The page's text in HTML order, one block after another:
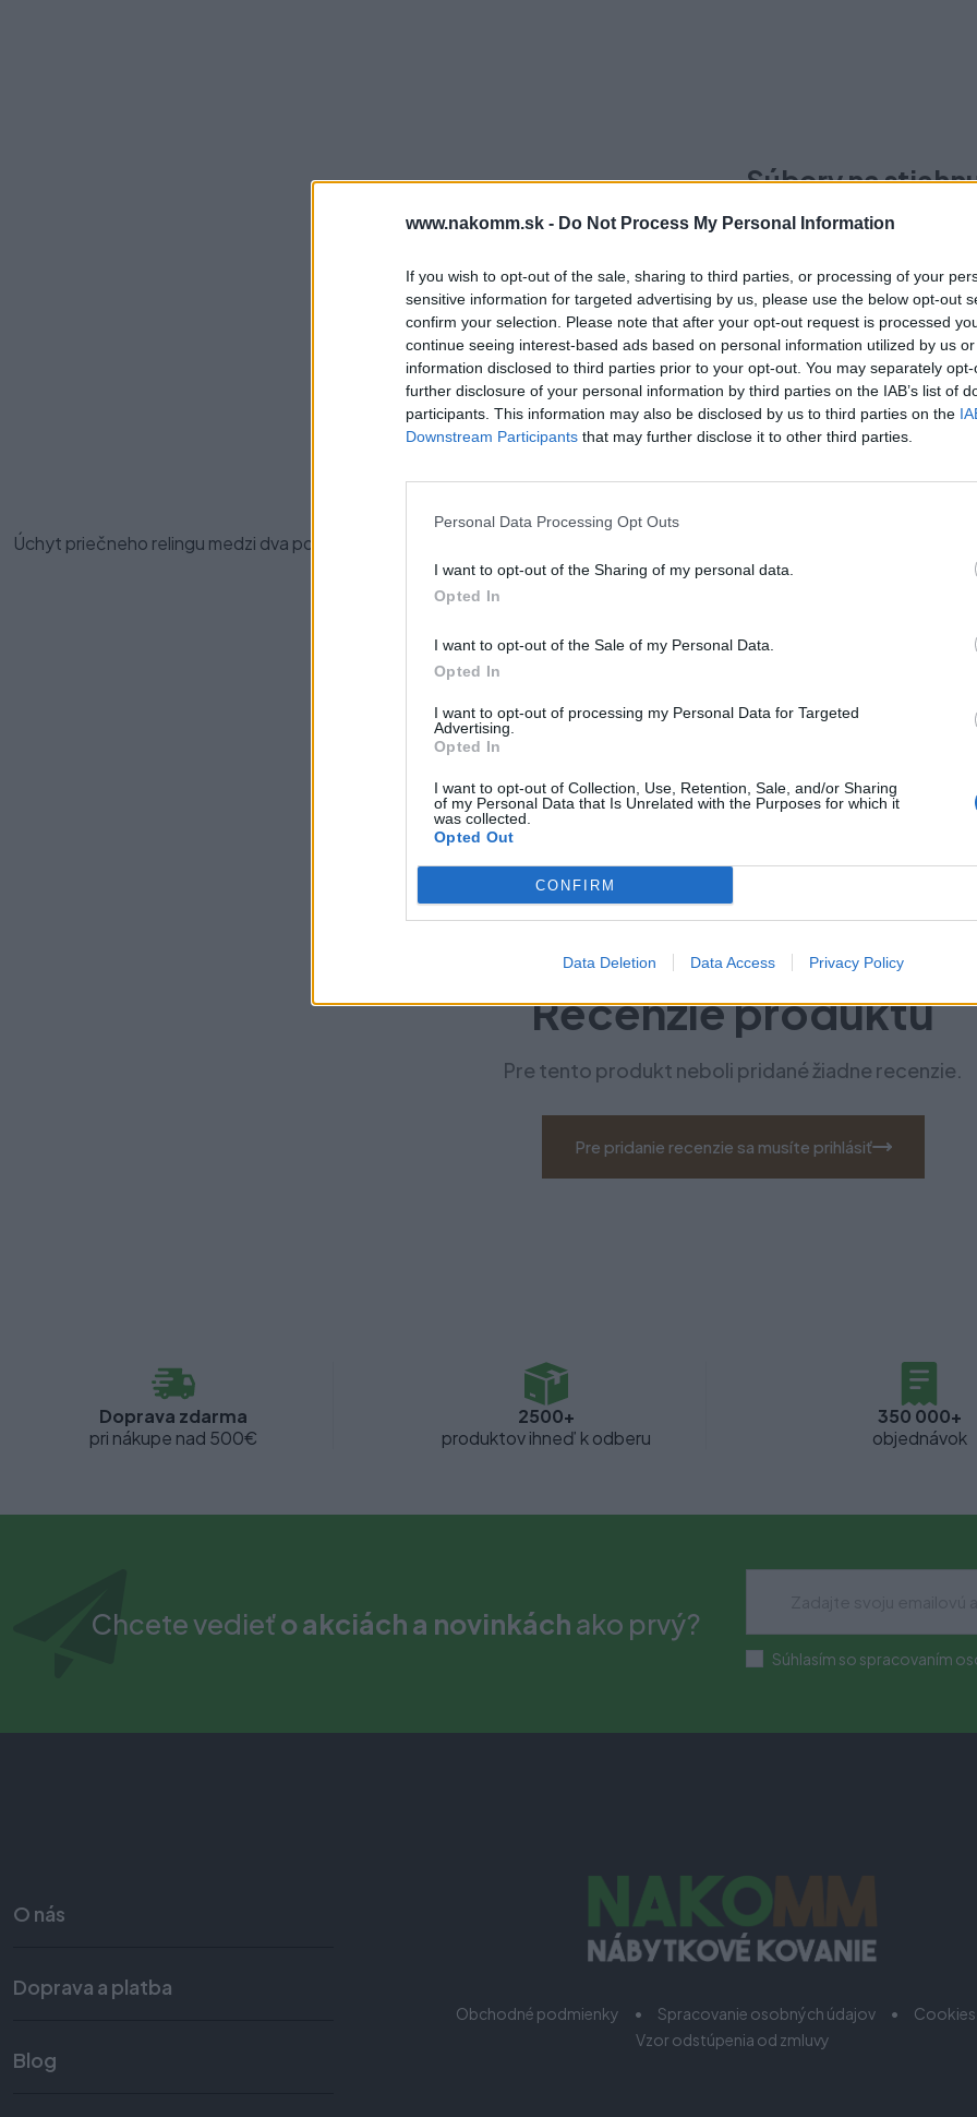
www.nakomm.sk - Do Not Process My Personal Information
If you wish to opt-out of the sale, sharing to third parties, or processing of your
sensitive information for targeted advertising by us, please use the below opt-out
confirm your selection. Please note that after your opt-out request is processed
continue seeing interest-based ads based on personal information utilized by us
information disclosed to third parties prior to your opt-out. You may separately
further disclosure of your personal information by third parties on the IAB’s list of
participants. This information may also be disclosed by us to third parties on the
Downstream Participants that may further disclose it to other third parties.
Personal Data Processing Opt Outs
I want to opt-out of the Sharing of my personal data.
Opted In
I want to opt-out of the Sale of my Personal Data.
Opted In
I want to opt-out of processing my Personal Data for Targeted
Advertising.
Opted In
I want to opt-out of Collection, Use, Retention, Sale, and/or Sharing
of my Personal Data that Is Unrelated with the Purposes for which it
was collected.
Opted Out
CONFIRM
Data Deletion Data Access Privacy Policy
Súbory na
197.pdf
Prečo si vybrať tento
Úchyt priečneho relingu medzi dva pozdĺžne relingy za účelom predelenia zásuvky.
Recenzie produktu
Pre tento produkt neboli pridané žiadne recenzie.
Pre pridanie recenzie sa musíte prihlásiť
Doprava zdarma
pri nákupe nad 500€
2500+
produktov ihneď k odberu
350 000+
objednávok
Chcete vedieťo akciách a novinkáchako prvý?
Súhlasím so spracovaním
O nás
Doprava a platba
Blog
Obchodné podmienky Spracovanie osobných údajov
Cookies
Vzor odstúpenia od zmluvy